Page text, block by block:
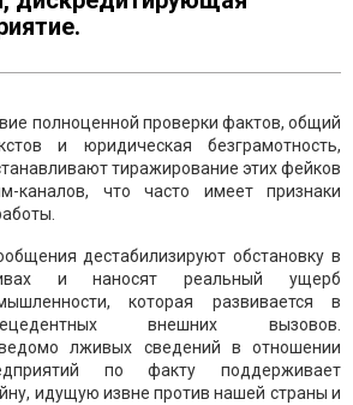
полноценной проверки фактов, общий
и юридическая безграмотность,
тиражирование этих фейков
каналов, что часто имеет признаки
дестабилизируют обстановку в
и наносят реальный ущерб
которая развивается в
внешних вызовов.
лживых сведений в отношении
по факту поддерживает
идущую извне против нашей страны и